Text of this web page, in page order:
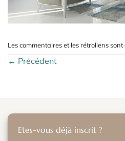
Les commentaires et les rétroliens
← Précédent
Etes-vous déjà inscrit ?